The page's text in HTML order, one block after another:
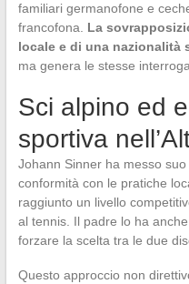
familiari germanofone e
francofona. La
locale e di una nazionalità
ma genera le stesse
Sci alpino ed
sportiva
Johann Sinner ha messo
conformità con le pratiche
raggiunto un livello
al tennis. Il padre lo ha
forzare la scelta tra le due
Questo approccio non